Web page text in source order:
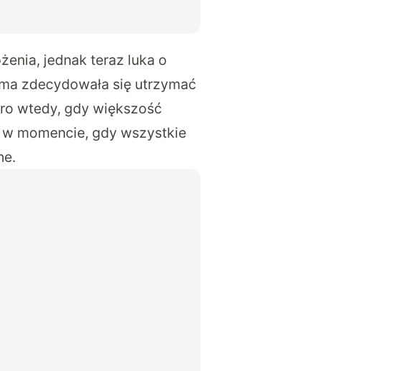
jednak teraz luka o
zdecydowała się utrzymać
wtedy, gdy większość
momencie, gdy wszystkie